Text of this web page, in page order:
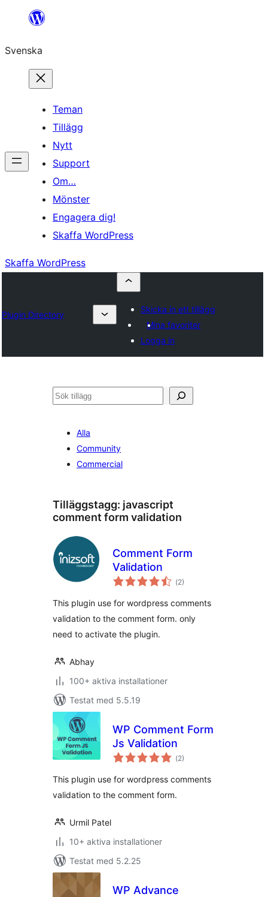
Hoppa
innehåll
Svenska
Teman
Tillägg
Nytt
Support
Om…
Mönster
Engagera dig!
Skaffa WordPress
Skaffa WordPress
Plugin Directory
Skicka in ett tillägg
Mina favoriter
Logga in
Sök
Alla
Community
Commercial
Tilläggstagg: javascript
comment form validation
Comment Form
Validation
(Totalt
antal
2)
This plugin use for wordpress comments
validation to the comment form. only
need to activate the plugin.
Abhay
100+ aktiva installationer
Testat med 5.5.19
WP Comment Form
Js Validation
(Totalt
antal
2)
This plugin use for wordpress comments
validation to the comment form.
Urmil Patel
10+ aktiva installationer
Testat med 5.2.25
WP Advance